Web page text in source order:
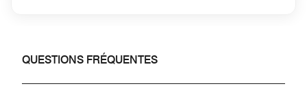
QUESTIONS FRÉQUENTES